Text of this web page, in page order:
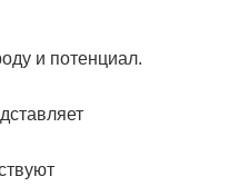
и потенциал.